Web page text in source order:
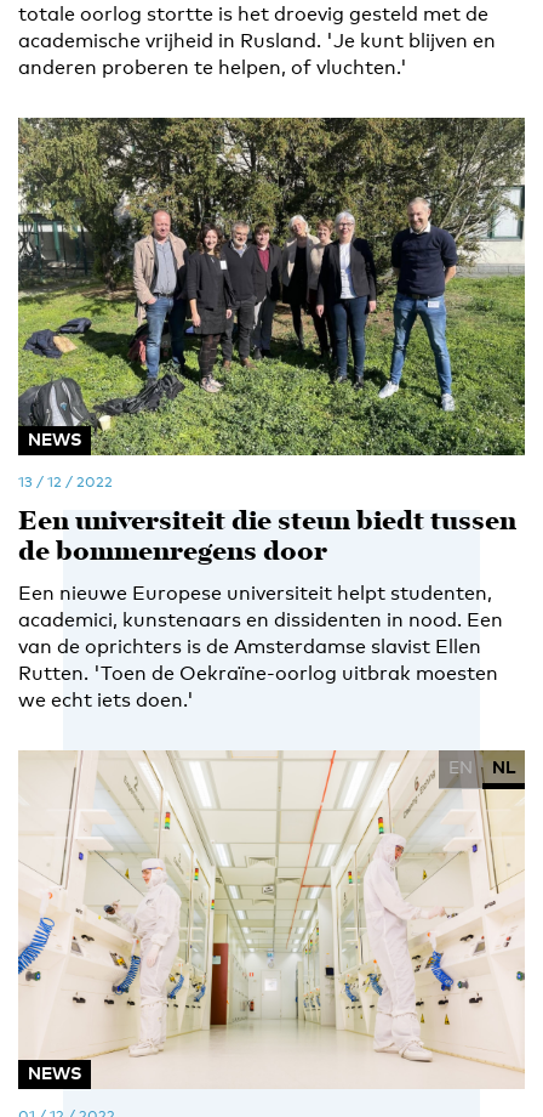
totale oorlog stortte is het droevig gesteld met de
academische vrijheid in Rusland. 'Je kunt blijven en
anderen proberen te helpen, of vluchten.'
NEWS
13 / 12 / 2022
Een universiteit die steun biedt tussen
de bommenregens door
Een nieuwe Europese universiteit helpt studenten,
academici, kunstenaars en dissidenten in nood. Een
van de oprichters is de Amsterdamse slavist Ellen
Rutten. 'Toen de Oekraïne-oorlog uitbrak moesten
we echt iets doen.'
EN NL
NEWS